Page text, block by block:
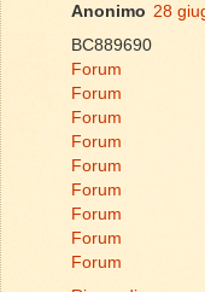
Anonimo 28
BC889690
Forum
Forum
Forum
Forum
Forum
Forum
Forum
Forum
Forum